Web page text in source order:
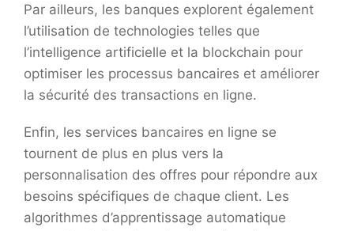
Par ailleurs, les banques explorent également
l’utilisation de technologies telles que
l’intelligence artificielle et la blockchain pour
optimiser les processus bancaires et améliorer
la sécurité des transactions en ligne.
Enfin, les services bancaires en ligne se
tournent de plus en plus vers la
personnalisation des offres pour répondre aux
besoins spécifiques de chaque client. Les
algorithmes d’apprentissage automatique